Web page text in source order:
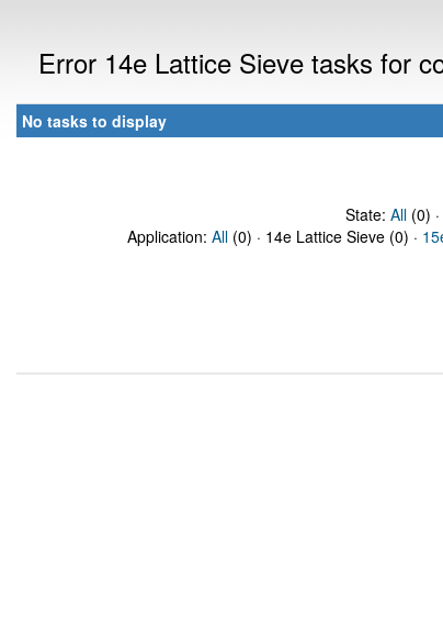
Error 14e Lattice Sieve tasks for
No tasks to display
State: All(0) ·
Application: All (0) · 14e Lattice Sieve (0) ·